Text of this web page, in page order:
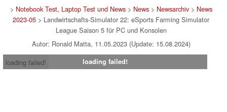
> Notebook Test, Laptop Test und News> News> Newsarchiv> News
2023-05 > Landwirtschafts-Simulator 22: eSports Farming Simulator
League Saison 5 für PC und Konsolen
Autor: Ronald Matta, 11.05.2023 (Update: 15.08.2024)
loading failed!
loading failed!